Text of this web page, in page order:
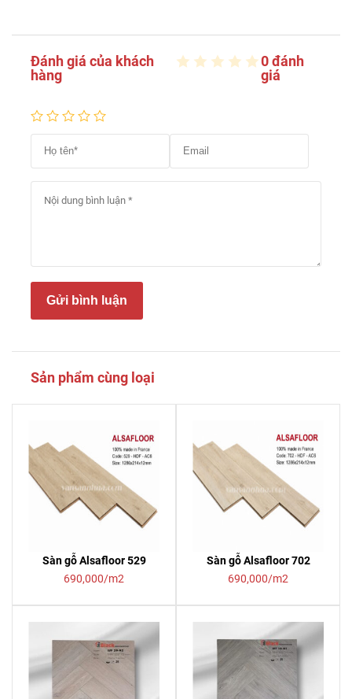
Đánh giá của khách
hàng
0 đánh
giá
Gửi bình luận
Sản phẩm cùng loại
Sàn gỗ Alsafloor 529
690,000/m2
Sàn gỗ Alsafloor 702
690,000/m2